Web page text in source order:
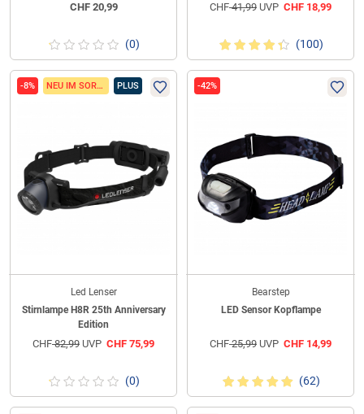
CHF20,99
(0)
CHF41,99 UVP CHF 18,99
(100)
-8% NEU IM SORTIMENT PLUS
Led Lenser
Stirnlampe H8R 25th Anniversary
Edition
CHF82,99 UVP CHF 75,99
(0)
-42%
Bearstep
LED Sensor Kopflampe
CHF25,99 UVP CHF 14,99
(62)